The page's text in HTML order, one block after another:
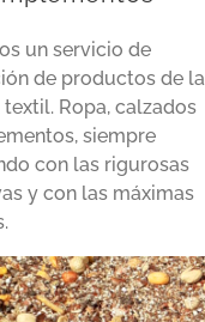
un servicio de
de productos de la
Ropa, calzados
siempre
con las rigurosas
y con las máximas